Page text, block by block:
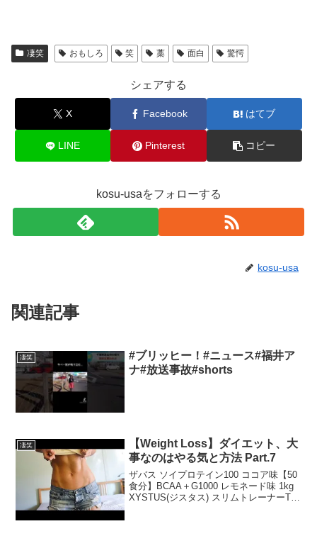
凄笑 おもしろ 笑 藁 面白 驚愕
シェアする
X Facebook はてブ
LINE Pinterest コピー
kosu-usaをフォローする
kosu-usa
関連記事
凄笑
#ブリッヒー！#ニュース#福井ア
ナ#放送事故#shorts
凄笑
【Weight Loss】ダイエット、大
事なのはやる気と方法 Part.7
ザバス ソイプロテイン100 ココア味【50
食分】BCAA＋G1000 レモネード味 1kg
XYSTUS(ジスタス) スリムトレーナーTR